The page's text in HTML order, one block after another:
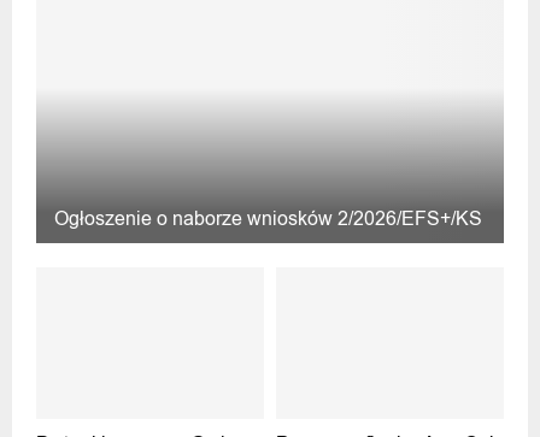
Ogłoszenie o naborze wniosków 2/2026/EFS+/KS